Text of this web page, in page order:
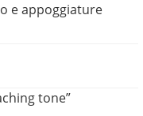
e appoggiature
tone”